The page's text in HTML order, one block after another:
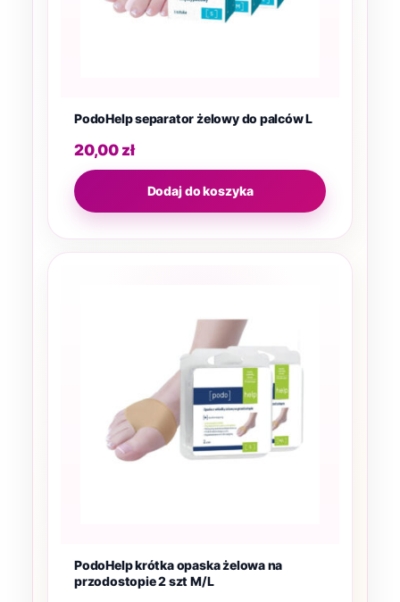
PodoHelp separator żelowy do palców L
20,00 zł
Dodaj do koszyka
PodoHelp krótka opaska żelowa na
przodostopie 2 szt M/L